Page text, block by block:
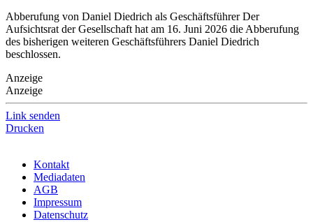
Abberufung von Daniel Diedrich als Geschäftsführer Der
Aufsichtsrat der Gesellschaft hat am 16. Juni 2026 die Abberufung
des bisherigen weiteren Geschäftsführers Daniel Diedrich
beschlossen.
Anzeige
Anzeige
Link senden
Drucken
Kontakt
Mediadaten
AGB
Impressum
Datenschutz